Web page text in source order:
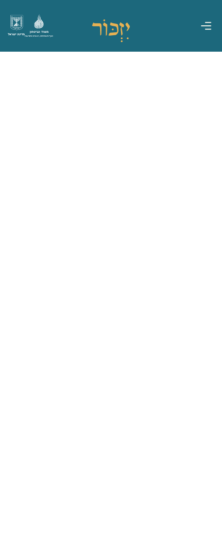
מדינת ישראל
משרד הביטחון
אגף משפחות, הנצחה ומורשת